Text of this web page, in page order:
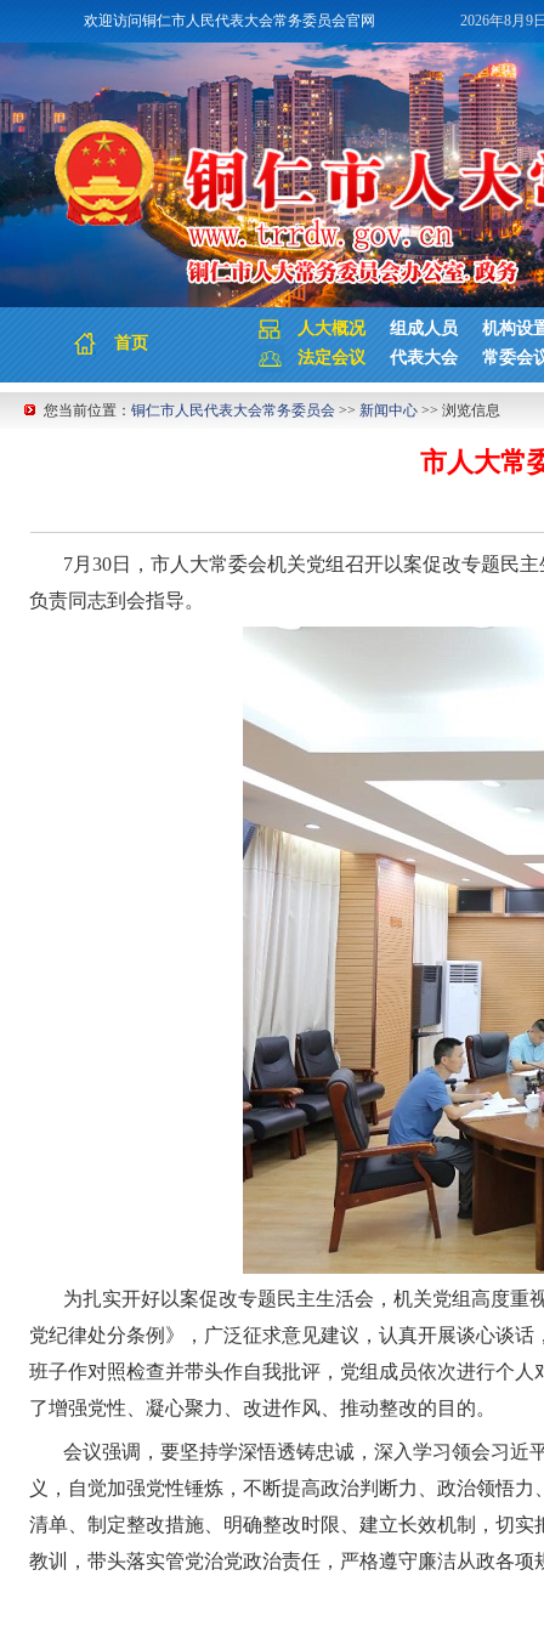
欢迎访问铜仁市人民代表大会常务委员会官网 2026年8月9
首页
人大概况 组成人员
机构设
法定会议
代表大会 常委会
您当前位置： 铜仁市人民代表大会常务委员会 >> 新闻中心 >> 浏览信息
市人大常
7月30日，市人大常委会机关党组召开以案促改专题民主
负责同志到会指导。
为扎实开好以案促改专题民主生活会，机关党组高度
党纪律处分条例》，广泛征求意见建议，认真开展谈心谈
班子作对照检查并带头作自我批评，党组成员依次进行个
了增强党性、凝心聚力、改进作风、推动整改的目的。
会议强调，要坚持学深悟透铸忠诚，深入学习领会习
义，自觉加强党性锤炼，不断提高政治判断力、政治领悟力
清单、制定整改措施、明确整改时限、建立长效机制，切
教训，带头落实管党治党政治责任，严格遵守廉洁从政各